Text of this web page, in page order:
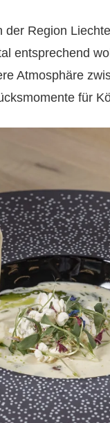
Region
entsprechend
Atmosphäre
für